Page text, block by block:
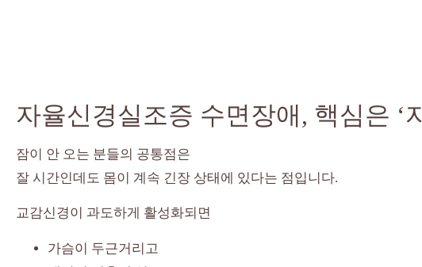
자율신경실조증 수면장애, 핵심은 ‘
잠이 안 오는 분들의 공통점은
잘 시간인데도 몸이 계속 긴장 상태에 있다는 점입니다.
교감신경이 과도하게 활성화되면
가슴이 두근거리고